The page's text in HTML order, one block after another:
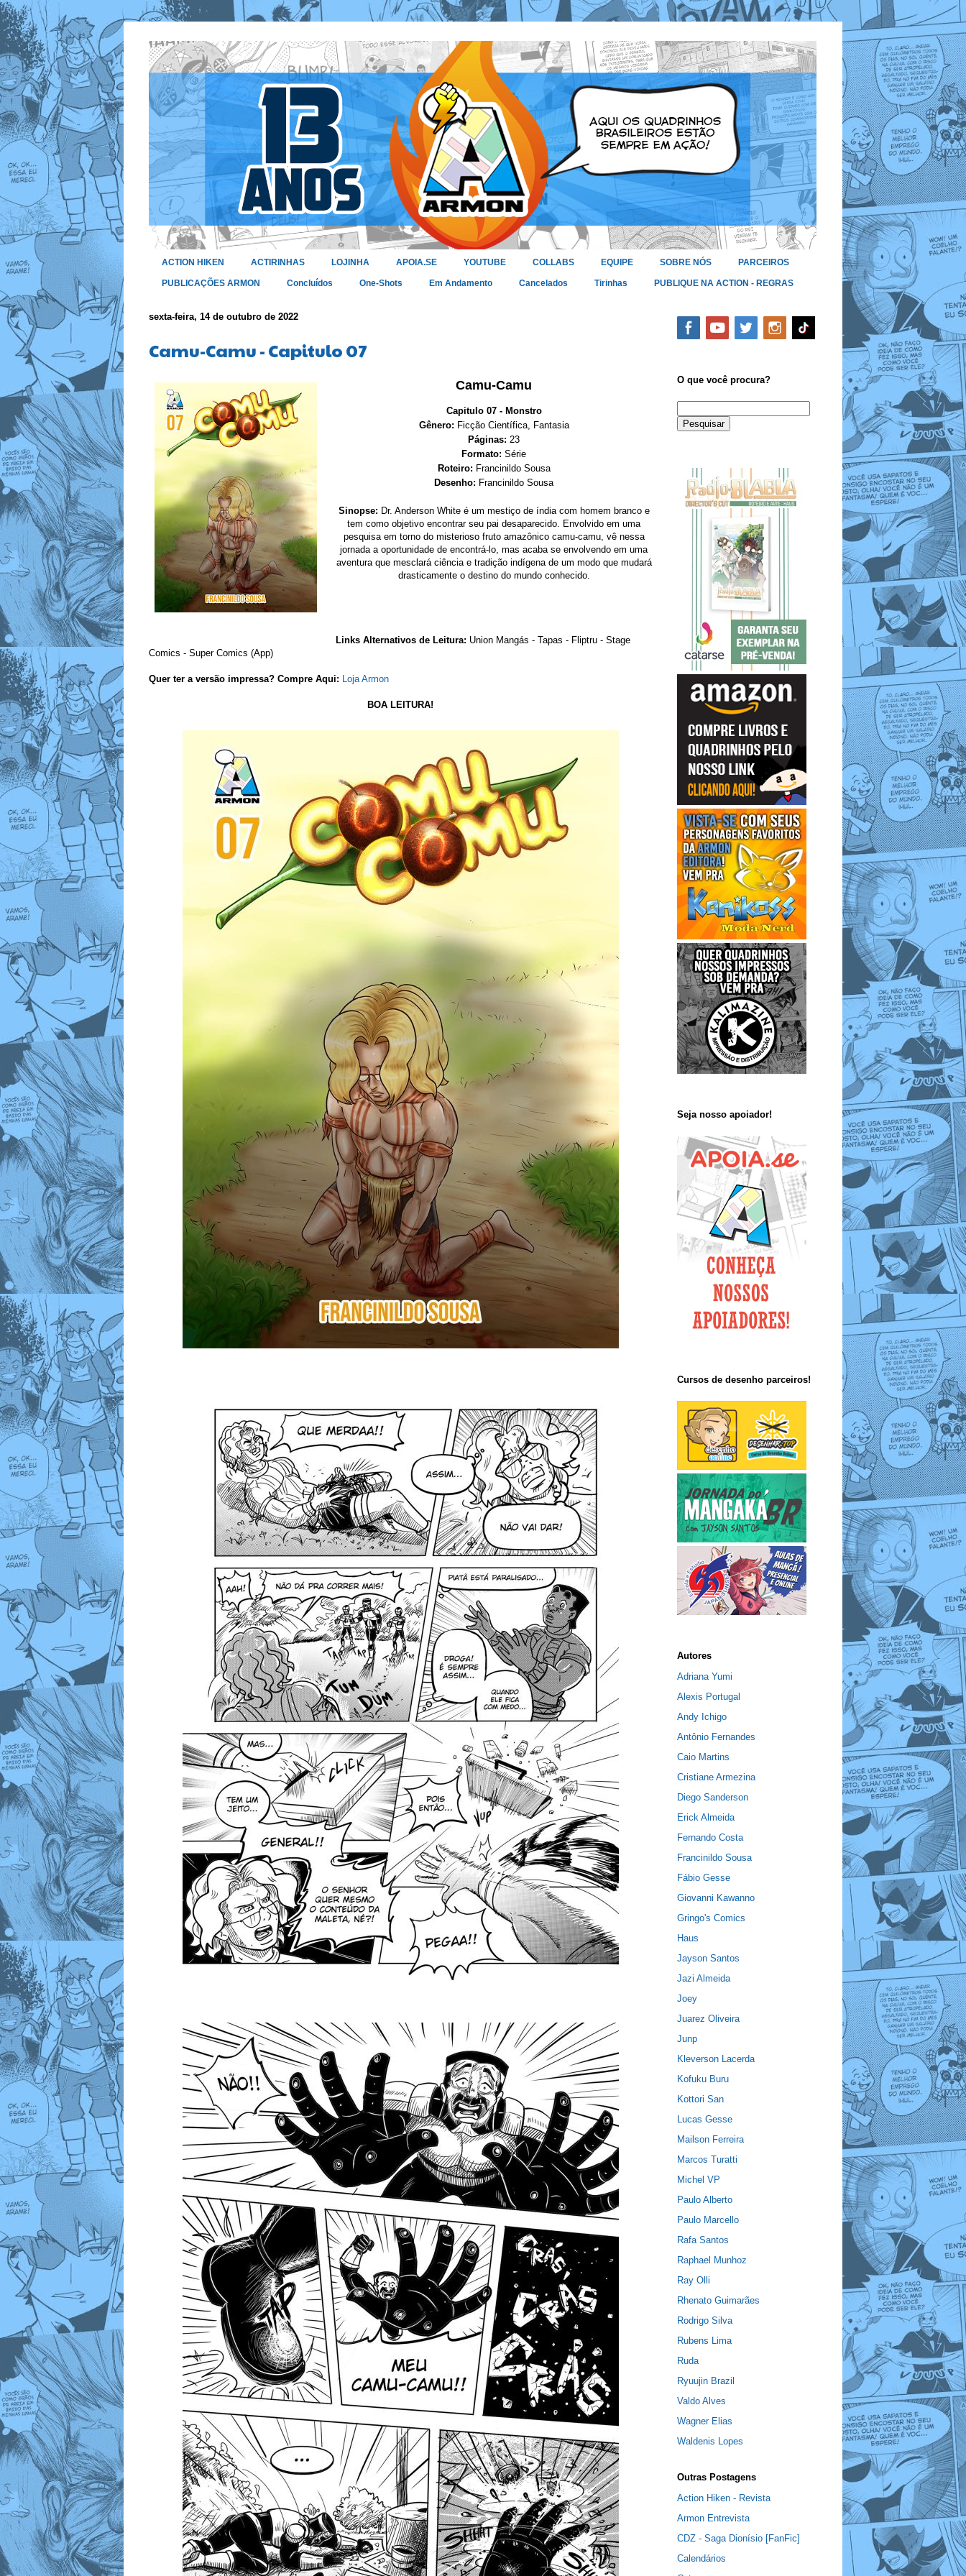
ACTION HIKEN ACTIRINHAS LOJINHA APOIA.SE YOUTUBE COLLABS EQUIPE SOBRE NÓS PARCEIROS
PUBLICAÇÕES ARMON Concluídos One-Shots Em Andamento Cancelados Tirinhas PUBLIQUE NA ACTION - REGRAS
sexta-feira, 14 de outubro de 2022
Camu-Camu - Capitulo 07
Camu-Camu
Capitulo 07 - Monstro
Gênero: Ficção Científica, Fantasia
Páginas: 23
Formato: Série
Roteiro: Francinildo Sousa
Desenho: Francinildo Sousa
Sinopse: Dr. Anderson White é um mestiço de índia com homem branco e
tem como objetivo encontrar seu pai desaparecido. Envolvido em uma
pesquisa em torno do misterioso fruto amazônico camu-camu, vê nessa
jornada a oportunidade de encontrá-lo, mas acaba se envolvendo em uma
aventura que mesclará ciência e tradição indígena de um modo que mudará
drasticamente o destino do mundo conhecido.
Links Alternativos de Leitura: Union Mangás - Tapas - Fliptru - Stage
Comics - Super Comics (App)
Quer ter a versão impressa? Compre Aqui: Loja Armon
BOA LEITURA!
O que você procura?
Seja nosso apoiador!
Cursos de desenho parceiros!
Autores
Adriana Yumi
Alexis Portugal
Andy Ichigo
Antônio Fernandes
Caio Martins
Cristiane Armezina
Diego Sanderson
Erick Almeida
Fernando Costa
Francinildo Sousa
Fábio Gesse
Giovanni Kawanno
Gringo's Comics
Haus
Jayson Santos
Jazi Almeida
Joey
Juarez Oliveira
Junp
Kleverson Lacerda
Kofuku Buru
Kottori San
Lucas Gesse
Mailson Ferreira
Marcos Turatti
Michel VP
Paulo Alberto
Paulo Marcello
Rafa Santos
Raphael Munhoz
Ray Olli
Rhenato Guimarães
Rodrigo Silva
Rubens Lima
Ruda
Ryuujin Brazil
Valdo Alves
Wagner Elias
Waldenis Lopes
Outras Postagens
Action Hiken - Revista
Armon Entrevista
CDZ - Saga Dionísio [FanFic]
Calendários